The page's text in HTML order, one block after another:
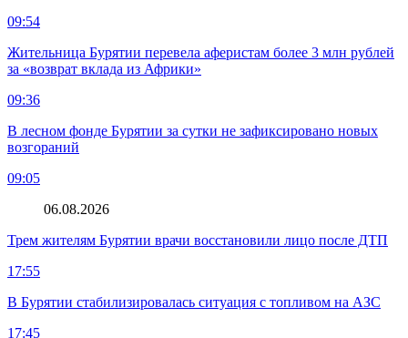
09:54
Жительница Бурятии перевела аферистам более 3 млн рублей
за «возврат вклада из Африки»
09:36
В лесном фонде Бурятии за сутки не зафиксировано новых
возгораний
09:05
06.08.2026
Трем жителям Бурятии врачи восстановили лицо после ДТП
17:55
В Бурятии стабилизировалась ситуация с топливом на АЗС
17:45